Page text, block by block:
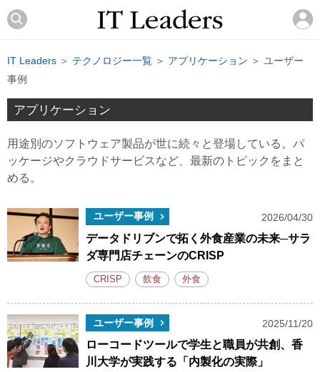
IT Leaders ＞ テクノロジー一覧 ＞ アプリケーション ＞ ユーザー
事例
アプリケーション
用途別のソフトウェア製品が世に続々と登場している。パ
ッケージやクラウドサービスなど、最新のトピックをまと
める。
ユーザー事例 2026/04/30
データドリブンで拓く外食産業の未来─サラ
ダ専門店チェーンのCRISP
CRISP 飲食 外食
ユーザー事例 2025/11/20
ローコードツールで学生と職員が共創、香
川大学が実践する「内製化の実際」